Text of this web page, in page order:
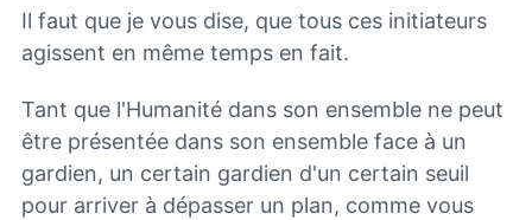
Il faut que je vous dise, que tous ces initiateurs
agissent en même temps en fait.
Tant que l'Humanité dans son ensemble ne peut
être présentée dans son ensemble face à un
gardien, un certain gardien d'un certain seuil
pour arriver à dépasser un plan, comme vous